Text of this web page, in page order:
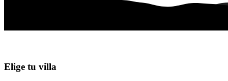
Elige tu villa